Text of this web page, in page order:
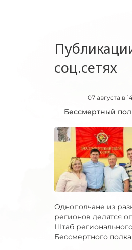
соц.сетях
07 августа в
Бессмертный
Однополчане из
регионов делятся
Штаб
Бессмертного